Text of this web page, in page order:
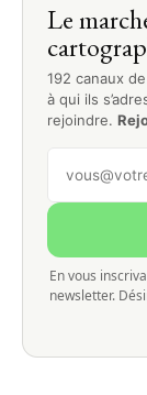
Le
192 canaux
à qui ils
rejoindre.
En vous
newsletter.